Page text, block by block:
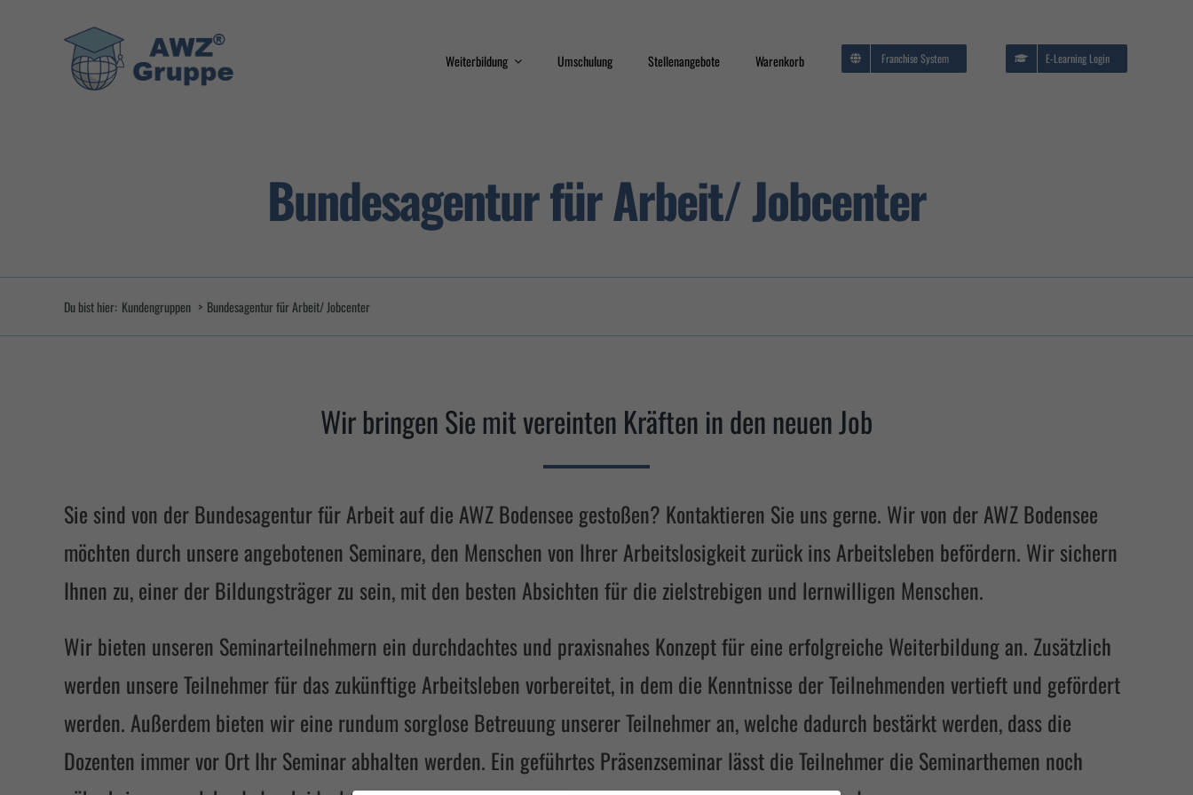
Weiterbildung
Sicherheit
Umschulung Stellenangebote Warenkorb Franchise System E-Learning Login
Bundesagentur für Arbeit/ Jobcenter
Du bist hier: Kundengruppen Bundesagentur für Arbeit/ Jobcenter
Wir bringen Sie mit vereinten Kräften in den neuen Job
Sie sind von der Bundesagentur für Arbeit auf die AWZ Bodensee gestoßen? Kontaktieren Sie uns gerne. Wir von der AWZ Bodensee
möchten durch unsere angebotenen Seminare, den Menschen von Ihrer Arbeitslosigkeit zurück ins Arbeitsleben befördern. Wir sichern
Ihnen zu, einer der Bildungsträger zu sein, mit den besten Absichten für die zielstrebigen und lernwilligen Menschen.
Wir bieten unseren Seminarteilnehmern ein durchdachtes und praxisnahes Konzept für eine erfolgreiche Weiterbildung an. Zusätzlich
werden unsere Teilnehmer für das zukünftige Arbeitsleben vorbereitet, in dem die Kenntnisse der Teilnehmenden vertieft und gefördert
werden. Außerdem bieten wir eine rundum sorglose Betreuung unserer Teilnehmer an, welche dadurch bestärkt werden, dass die
Dozenten immer vor Ort Ihr Seminar abhalten werden. Ein geführtes Präsenzseminar lässt die Teilnehmer die Seminarthemen noch